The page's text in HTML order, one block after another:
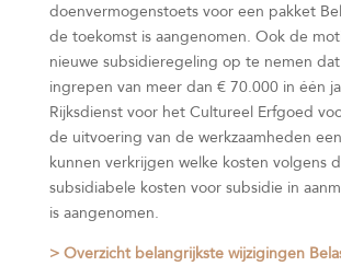
doenvermogenstoets voor een pakket
de toekomst is aangenomen. Ook de
nieuwe subsidieregeling op te nemen
ingrepen van meer dan € 70.000 in één
Rijksdienst voor het Cultureel Erfgoed
de uitvoering van de werkzaamheden
kunnen verkrijgen welke kosten volgens
subsidiabele kosten voor subsidie in
is aangenomen.
> Overzicht belangrijkste wijzigingen